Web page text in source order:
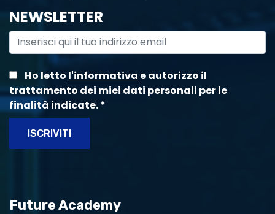
NEWSLETTER
Ho letto l'informativa e autorizzo il
trattamento dei miei dati personali per le
finalità indicate.*
ISCRIVITI
Future Academy